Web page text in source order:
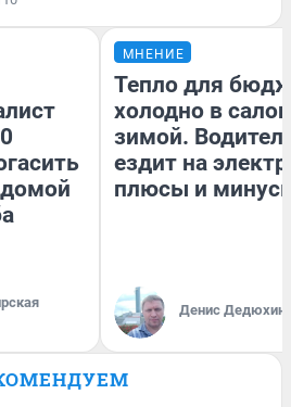
МНЕНИЕ
Тепло для
холодно в
зимой.
ездит на
плюсы и
Денис Дедюхин